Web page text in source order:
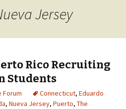
Jersey
Rico Recruiting
Students
Forum Connecticut, Eduardo
, Nueva Jersey, Puerto, The